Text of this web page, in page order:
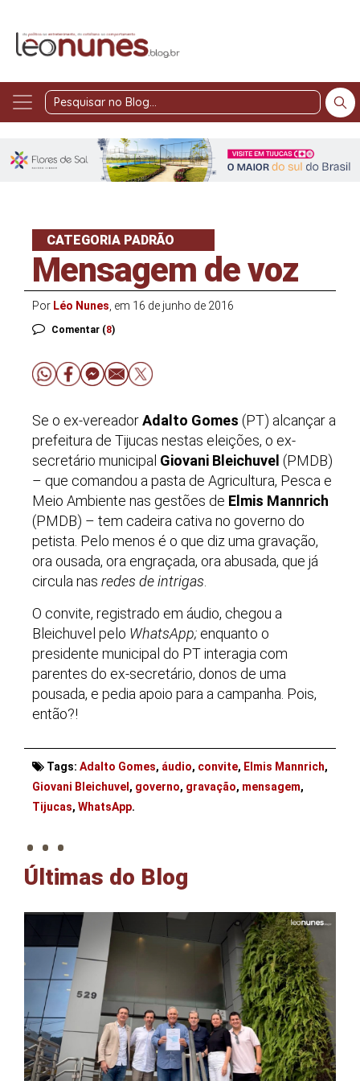
Pesquisar
Blog
CATEGORIA PADRÃO
Mensagem de voz
Por Léo Nunes , em 16 de junho de 2016
Comentar (8)
Se o ex-vereadorAdalto Gomes (PT) alcançar a
prefeitura de Tijucas nestas eleições, o ex-
secretário municipal Giovani Bleichuvel (PMDB)
– que comandou a pasta de Agricultura, Pesca e
Meio Ambiente nas gestões de Elmis Mannrich
(PMDB) – tem cadeira cativa no governo do
petista. Pelo menos é o que diz uma gravação,
ora ousada, ora engraçada, ora abusada, que já
circula nas redes de intrigas
O convite, registrado em áudio, chegou a
Bleichuvel pelo WhatsApp; enquanto o
presidente municipal do PT interagia com
parentes do ex-secretário, donos de uma
pousada, e pedia apoio para a campanha. Pois,
então?!
Tags: Adalto Gomes, áudio, convite, Elmis Mannrich,
Giovani Bleichuvel , governo, gravação, mensagem,
Tijucas, WhatsApp.
. . .
Últimas do Blog